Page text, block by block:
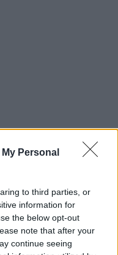
Personal
to third parties, or
information for
the below opt-out
note that after your
continue seeing